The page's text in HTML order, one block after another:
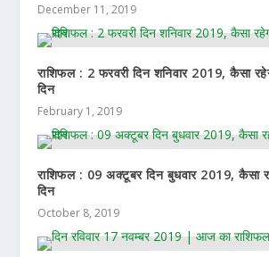
December 11, 2019
राशिफल : 2 फरवरी दिन शनिवार 2019, कैसा
दिन
February 1, 2019
राशिफल : 09 अक्टूबर दिन बुधवार 2019, कैसा
दिन
October 8, 2019